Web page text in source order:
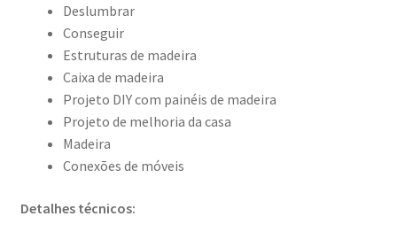
Deslumbrar
Conseguir
Estruturas de madeira
Caixa de madeira
Projeto DIY com painéis de madeira
Projeto de melhoria da casa
Madeira
Conexões de móveis
Detalhes técnicos: